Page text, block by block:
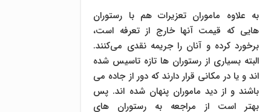
به علاوه ماموران تعزیرات هم با رستوران
هایی که قیمت آنها خارج از تعرفه است،
برخورد کرده و آنان را جریمه نقدی می‌کنند.
البته بسیاری از رستوران ها تازه تاسیس شده
اند و یا در مکانی قرار دارند که دور از جاده می
باشند و از دید ماموران پنهان شده اند. پس
بهتر است از مراجعه به رستوران های